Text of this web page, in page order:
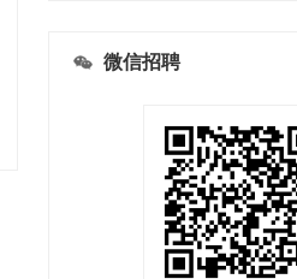
微信招聘